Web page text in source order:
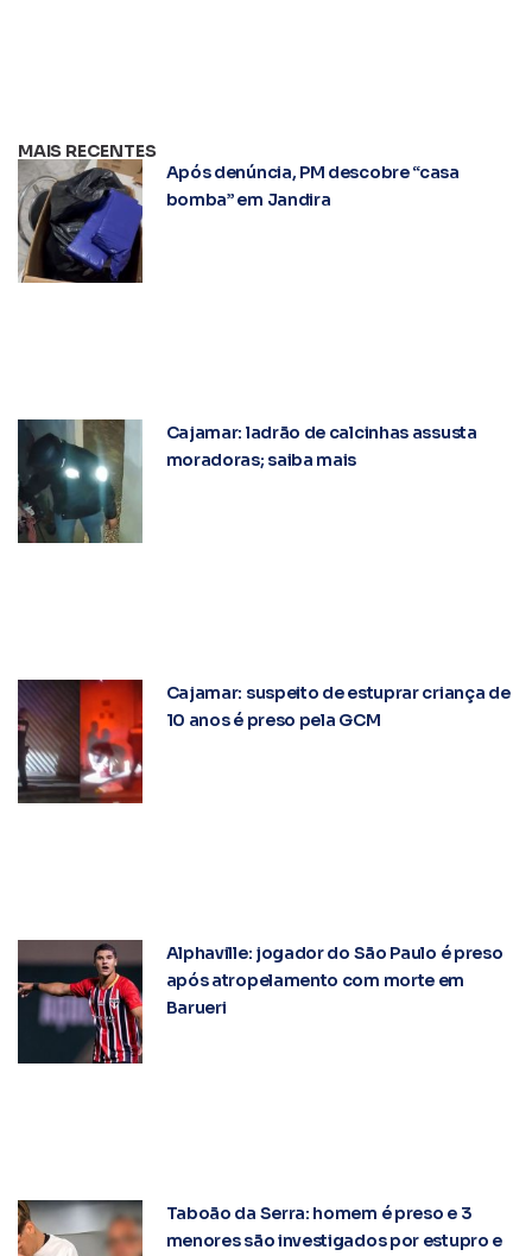
MAIS RECENTES
Após denúncia, PM descobre “casa
bomba” em Jandira
Cajamar: ladrão de calcinhas assusta
moradoras; saiba mais
Cajamar: suspeito de estuprar criança de
10 anos é preso pela GCM
Alphaville: jogador do São Paulo é preso
após atropelamento com morte em
Barueri
Taboão da Serra: homem é preso e 3
menores são investigados por estupro e